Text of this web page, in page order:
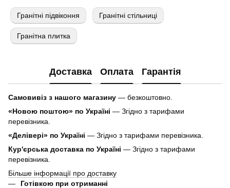
Гранітні підвіконня Гранітні стільниці
Гранітна плитка
Доставка Оплата Гарантія
Самовивіз з нашого магазину — безкоштовно.
«Новою поштою» по Україні — Згідно з тарифами
перевізника.
«Делівері» по Україні — Згідно з тарифами перевізника.
Кур'єрська доставка по Україні — Згідно з тарифами
перевізника.
Більше інформації про доставку
Готівкою при отриманні